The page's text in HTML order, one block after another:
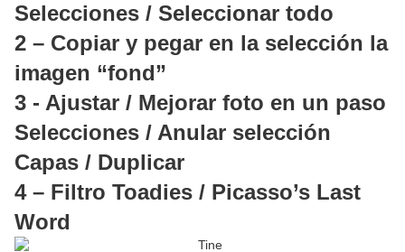
Selecciones / Seleccionar todo
2 – Copiar y pegar en la selección la
imagen “fond”
3 - Ajustar / Mejorar foto en un paso
Selecciones / Anular selección
Capas / Duplicar
4 – Filtro Toadies / Picasso’s Last
Word